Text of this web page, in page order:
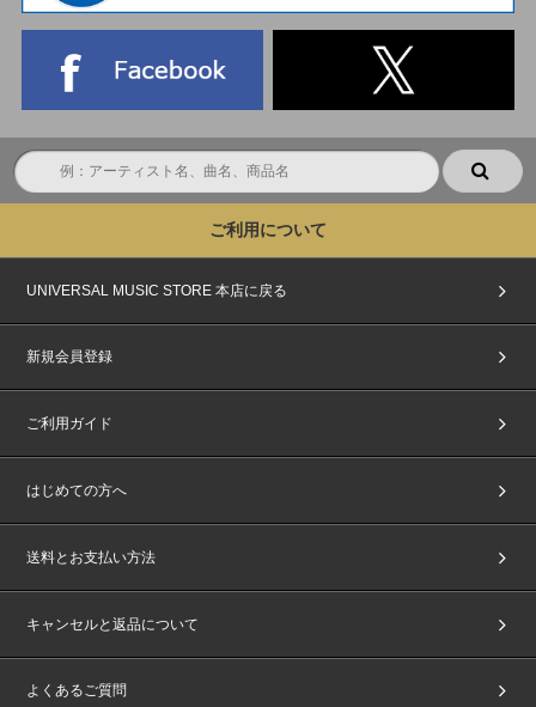
ご利用について
UNIVERSAL MUSIC STORE 本店に戻る
新規会員登録
ご利用ガイド
はじめての方へ
送料とお支払い方法
キャンセルと返品について
よくあるご質問